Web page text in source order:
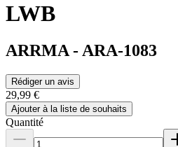
LWB
ARRMA - ARA-1083
Rédiger un avis
29,99 €
Ajouter à la liste de souhaits
Quantité